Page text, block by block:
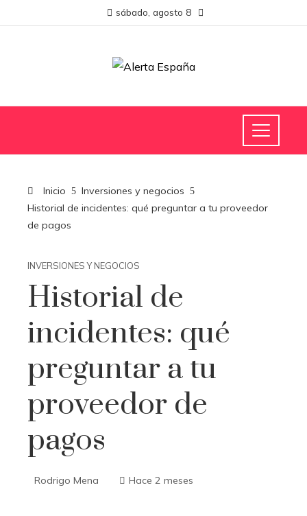
sábado, agosto 8
Inicio
Inversiones y negocios
Historial de incidentes: qué preguntar a tu proveedor
de pagos
INVERSIONES Y NEGOCIOS
Historial de
incidentes: qué
preguntar a tu
proveedor de
pagos
Rodrigo Mena Hace 2 meses